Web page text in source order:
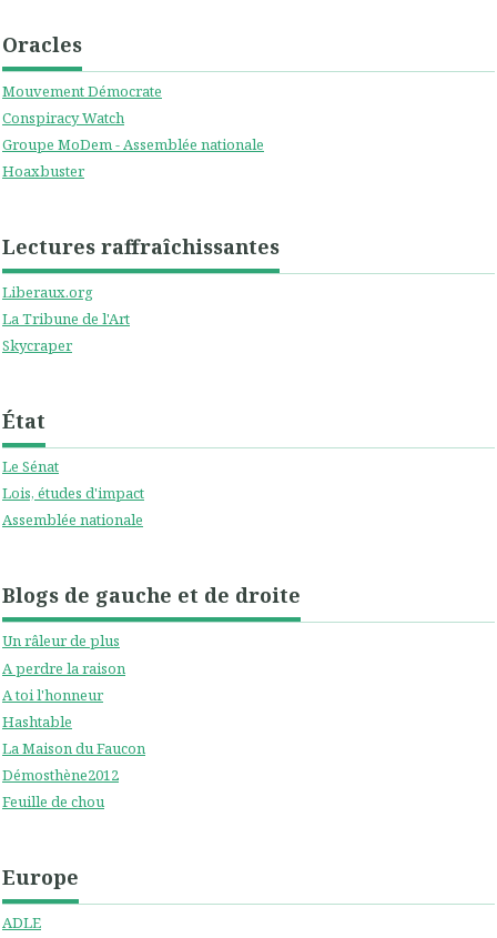
Oracles
Mouvement Démocrate
Conspiracy Watch
Groupe MoDem - Assemblée nationale
Hoaxbuster
Lectures raffraîchissantes
Liberaux.org
La Tribune de l'Art
Skycraper
État
Le Sénat
Lois, études d'impact
Assemblée nationale
Blogs de gauche et de droite
Un râleur de plus
A perdre la raison
A toi l'honneur
Hashtable
La Maison du Faucon
Démosthène2012
Feuille de chou
Europe
ADLE